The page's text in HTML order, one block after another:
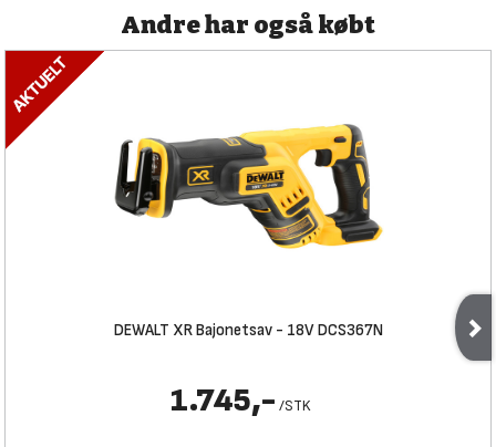
Andre har også købt
DEWALT XR Bajonetsav - 18V DCS367N
1.745,- /STK